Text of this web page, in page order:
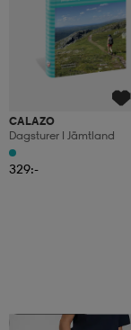
CALAZO
Dagsturer I Jämtland
329:-
Kampanj -25%